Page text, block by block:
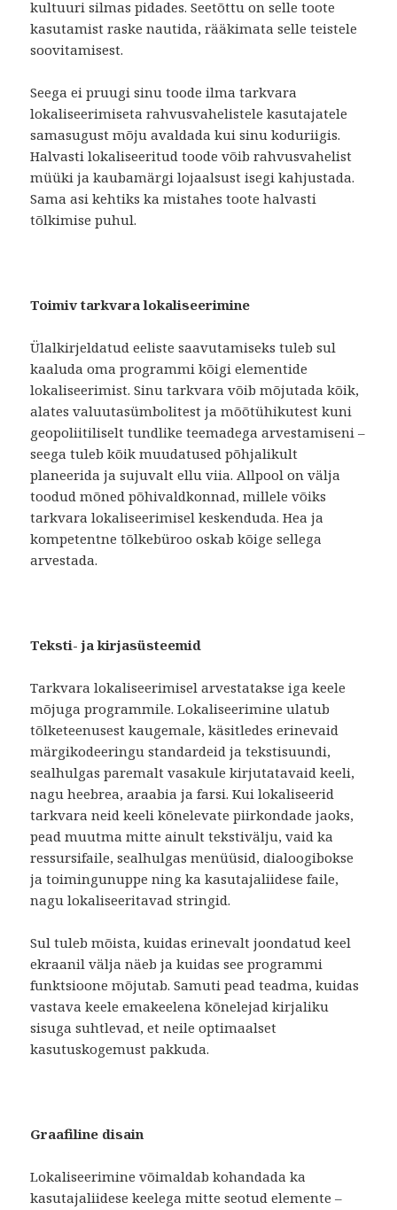
kultuuri silmas pidades. Seetõttu on selle toote
kasutamist raske nautida, rääkimata selle teistele
soovitamisest.
Seega ei pruugi sinu toode ilma tarkvara
lokaliseerimiseta rahvusvahelistele kasutajatele
samasugust mõju avaldada kui sinu koduriigis.
Halvasti lokaliseeritud toode võib rahvusvahelist
müüki ja kaubamärgi lojaalsust isegi kahjustada.
Sama asi kehtiks ka mistahes toote halvasti
tõlkimise puhul.
Toimiv tarkvara lokaliseerimine
Ülalkirjeldatud eeliste saavutamiseks tuleb sul
kaaluda oma programmi kõigi elementide
lokaliseerimist. Sinu tarkvara võib mõjutada kõik,
alates valuutasümbolitest ja mõõtühikutest kuni
geopoliitiliselt tundlike teemadega arvestamiseni –
seega tuleb kõik muudatused põhjalikult
planeerida ja sujuvalt ellu viia. Allpool on välja
toodud mõned põhivaldkonnad, millele võiks
tarkvara lokaliseerimisel keskenduda. Hea ja
kompetentne tõlkebüroo oskab kõige sellega
arvestada.
Teksti- ja kirjasüsteemid
Tarkvara lokaliseerimisel arvestatakse iga keele
mõjuga programmile. Lokaliseerimine ulatub
tõlketeenusest kaugemale, käsitledes erinevaid
märgikodeeringu standardeid ja tekstisuundi,
sealhulgas paremalt vasakule kirjutatavaid keeli,
nagu heebrea, araabia ja farsi. Kui lokaliseerid
tarkvara neid keeli kõnelevate piirkondade jaoks,
pead muutma mitte ainult tekstivälju, vaid ka
ressursifaile, sealhulgas menüüsid, dialoogibokse
ja toimingunuppe ning ka kasutajaliidese faile,
nagu lokaliseeritavad stringid.
Sul tuleb mõista, kuidas erinevalt joondatud keel
ekraanil välja näeb ja kuidas see programmi
funktsioone mõjutab. Samuti pead teadma, kuidas
vastava keele emakeelena kõnelejad kirjaliku
sisuga suhtlevad, et neile optimaalset
kasutuskogemust pakkuda.
Graafiline disain
Lokaliseerimine võimaldab kohandada ka
kasutajaliidese keelega mitte seotud elemente –